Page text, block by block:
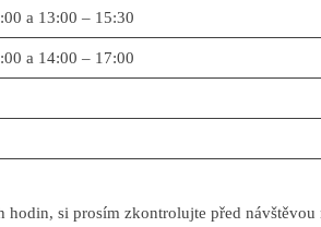
a 13:00 – 15:30
a 14:00 – 17:00
hodin, si prosím zkontrolujte před